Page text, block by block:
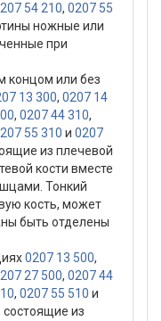
54 210, 0207 55
ножные или
при
концом или без
13 300, 0207 14
, 0207 44 310,
55 310 и 0207
из плечевой
кости вместе
Тонкий
кость, может
быть отделены
0207 13 500,
27 500, 0207 44
, 0207 55 510 и
состоящие из